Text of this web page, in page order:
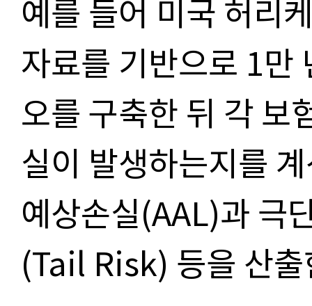
예를 들어 미국 허리
자료를 기반으로 1만
오를 구축한 뒤 각 보
실이 발생하는지를
예상손실(AAL)과 극
(Tail Risk) 등을 산